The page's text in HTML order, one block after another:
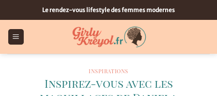
au
contenu
Le rendez-vous lifestyle des femmes modernes
INSPIRATIONS
Inspirez-vous avec les